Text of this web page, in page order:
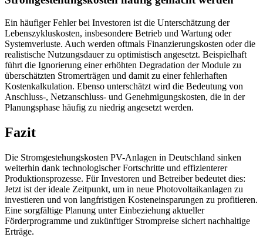
Ein häufiger Fehler bei Investoren ist die Unterschätzung der
Lebenszykluskosten, insbesondere Betrieb und Wartung oder
Systemverluste. Auch werden oftmals Finanzierungskosten oder die
realistische Nutzungsdauer zu optimistisch angesetzt. Beispielhaft
führt die Ignorierung einer erhöhten Degradation der Module zu
überschätzten Stromerträgen und damit zu einer fehlerhaften
Kostenkalkulation. Ebenso unterschätzt wird die Bedeutung von
Anschluss-, Netzanschluss- und Genehmigungskosten, die in der
Planungsphase häufig zu niedrig angesetzt werden.
Fazit
Die Stromgestehungskosten PV-Anlagen in Deutschland sinken
weiterhin dank technologischer Fortschritte und effizienterer
Produktionsprozesse. Für Investoren und Betreiber bedeutet dies:
Jetzt ist der ideale Zeitpunkt, um in neue Photovoltaikanlagen zu
investieren und von langfristigen Kosteneinsparungen zu profitieren.
Eine sorgfältige Planung unter Einbeziehung aktueller
Förderprogramme und zukünftiger Strompreise sichert nachhaltige
Erträge.